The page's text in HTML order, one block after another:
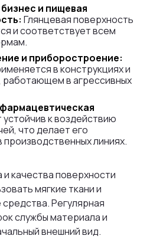
и пищевая
Глянцевая поверхность
и соответствует всем
и приборостроение:
в конструкциях и
работающем в агрессивных
устойчив к воздействию
что делает его
линиях.
качества поверхности
мягкие ткани и
Регулярная
службы материала и
внешний вид.